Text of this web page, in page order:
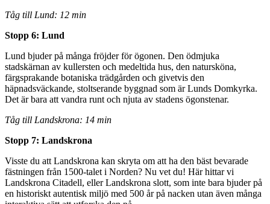
Tåg till Lund: 12 min
Stopp 6: Lund
Lund bjuder på många fröjder för ögonen. Den ödmjuka
stadskärnan av kullersten och medeltida hus, den natursköna,
färgsprakande botaniska trädgården och givetvis den
häpnadsväckande, stoltserande byggnad som är Lunds Domkyrka.
Det är bara att vandra runt och njuta av stadens ögonstenar.
Tåg till Landskrona: 14 min
Stopp 7: Landskrona
Visste du att Landskrona kan skryta om att ha den bäst bevarade
fästningen från 1500-talet i Norden? Nu vet du! Här hittar vi
Landskrona Citadell, eller Landskrona slott, som inte bara bjuder på
en historiskt autentisk miljö med 500 år på nacken utan även många